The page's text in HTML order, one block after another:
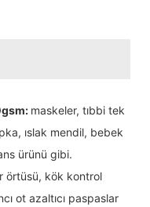
maskeler, tıbbi tek
ıslak mendil, bebek
ürünü gibi.
örtüsü, kök kontrol
ot azaltıcı paspaslar